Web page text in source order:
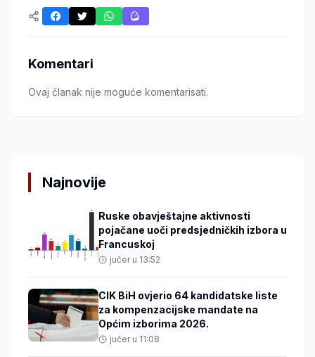
Komentari
Ovaj članak nije moguće komentarisati.
Najnovije
Ruske obavještajne aktivnosti
pojačane uoči predsjedničkih izbora u
Francuskoj
jučer u 13:52
CIK BiH ovjerio 64 kandidatske liste
za kompenzacijske mandate na
Općim izborima 2026.
jučer u 11:08